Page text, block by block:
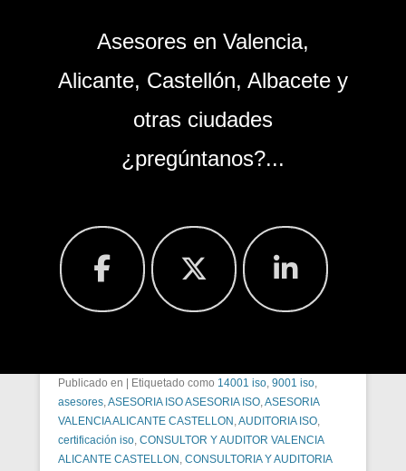
Asesores en Valencia,
Alicante, Castellón, Albacete y
otras ciudades
¿pregúntanos?...
Publicado en Etiquetado como 14001 iso, 9001 iso,
asesores,ASESORIA ISO ASESORIA ISO,ASESORIA
VALENCIA ALICANTE CASTELLON ,AUDITORIA ISO,
certificación iso, CONSULTOR Y AUDITOR VALENCIA
ALICANTE CASTELLON , CONSULTORIA Y AUDITORIA